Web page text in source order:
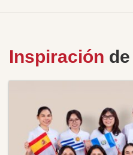
Inspiración